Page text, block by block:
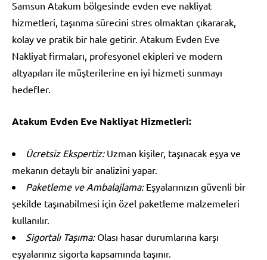
Samsun Atakum bölgesinde evden eve nakliyat
hizmetleri, taşınma sürecini stres olmaktan çıkararak,
kolay ve pratik bir hale getirir. Atakum Evden Eve
Nakliyat firmaları, profesyonel ekipleri ve modern
altyapıları ile müşterilerine en iyi hizmeti sunmayı
hedefler.
Atakum Evden Eve Nakliyat Hizmetleri:
Ücretsiz Ekspertiz:Uzman kişiler, taşınacak eşya ve
mekanın detaylı bir analizini yapar.
Paketleme ve Ambalajlama:Eşyalarınızın güvenli bir
şekilde taşınabilmesi için özel paketleme malzemeleri
kullanılır.
Sigortalı Taşıma:Olası hasar durumlarına karşı
eşyalarınız sigorta kapsamında taşınır.